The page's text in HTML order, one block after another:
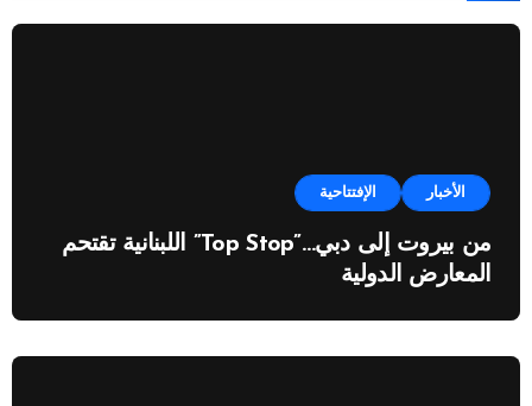
الأخبار الإفتتاحية
من بيروت إلى دبي…”Top Stop” اللبنانية تقتحم
المعارض الدولية